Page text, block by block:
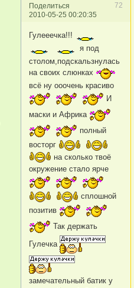
Поделиться
72
2010-05-25 00:20:35
Гулееечка!!!
я под
столом,подскальзнулась
на своих слюнках
всё ну ооочень красиво
И
маски и Африка
полный
восторг
на сколько твоё
окружение стало ярче
сплошной
позитив
Так держать
Гулечка
замечательный батик у